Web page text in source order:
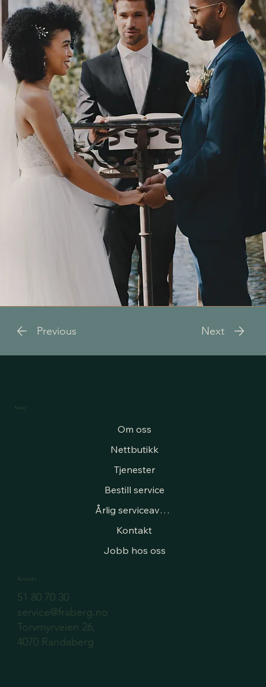
Next
Previous
Meny
Om oss
Nettbutikk
Tjenester
Bestill service
Årlig serviceavtale
Kontakt
Jobb hos oss
Kontakt
51 80 70 30
service@fraberg.no
Torvmyrveien 26,
4070 Randaberg